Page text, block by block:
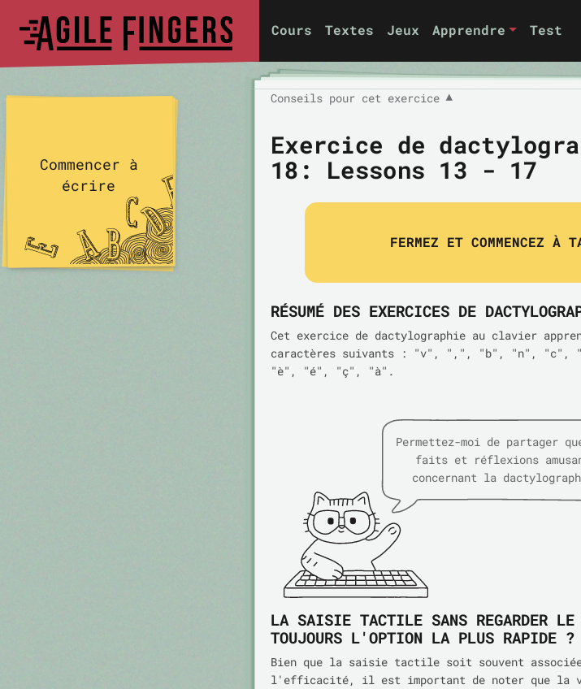
Cours Textes Jeux Apprendre Test
Conseils pour cet exercice ▼
Exercice de
18: Lessons 13 - 17
FERMEZ ET COMMENCEZ À
RÉSUMÉ DES EXERCICES DE
Cet exercice de dactylographie au clavier
caractères suivants : "v", ",", "b", "n",
"è", "é", "ç", "à".
Permettez-moi de partager
faits et réflexions
concernant la
LA SAISIE TACTILE SANS REGARDER
TOUJOURS L'OPTION LA PLUS RAPIDE ?
Bien que la saisie tactile soit souvent
l'efficacité, il est important de noter que la
Commencer à
écrire